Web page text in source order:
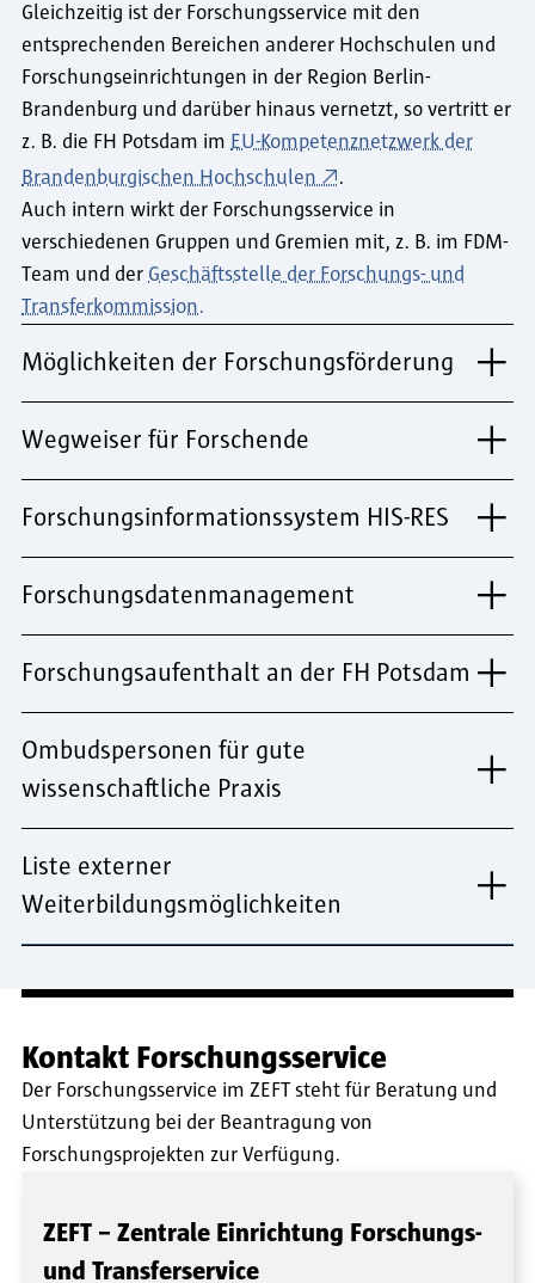
Gleichzeitig ist der Forschungsservice mit den
entsprechenden Bereichen anderer Hochschulen und
Forschungseinrichtungen in der Region Berlin-
Brandenburg und darüber hinaus vernetzt, so vertritt er
z. B. die FH Potsdam im EU-Kompetenznetzwerk der
Brandenburgischen Hochschulen
.
Auch intern wirkt der Forschungsservice in
verschiedenen Gruppen und Gremien mit, z. B. im FDM-
Team und der Geschäftsstelle der Forschungs- und
Transferkommission.
Möglichkeiten der Forschungsförderung
Wegweiser für Forschende
Forschungsinformationssystem HIS-RES
Forschungsdatenmanagement
Forschungsaufenthalt an der FH Potsdam
Ombudspersonen für gute
wissenschaftliche Praxis
Liste externer
Weiterbildungsmöglichkeiten
Kontakt Forschungsservice
Der Forschungsservice im ZEFT steht für Beratung und
Unterstützung bei der Beantragung von
Forschungsprojekten zur Verfügung.
ZEFT – Zentrale Einrichtung Forschungs-
und Transferservice